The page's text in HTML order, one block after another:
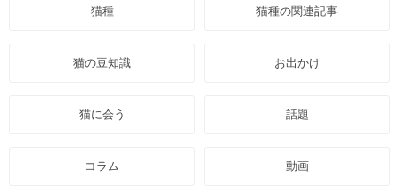
猫種 猫種の関連記事
猫の豆知識 お出かけ
猫に会う 話題
コラム 動画